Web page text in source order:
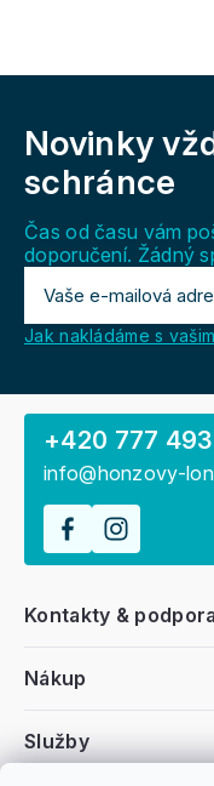
Novinky
schránce
Čas od času vám
doporučení. Žádný
Jak nakládáme s
Nákup
Kontakty & podpora
Služby
+420 777 493
info@honzovy-